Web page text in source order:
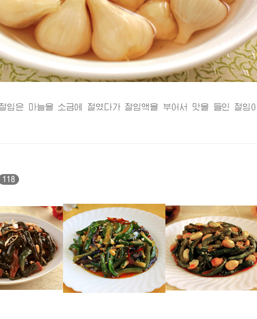
은 마늘을 소금에 절였다가 절임액을 부어서 맛을 들인 절임이
118